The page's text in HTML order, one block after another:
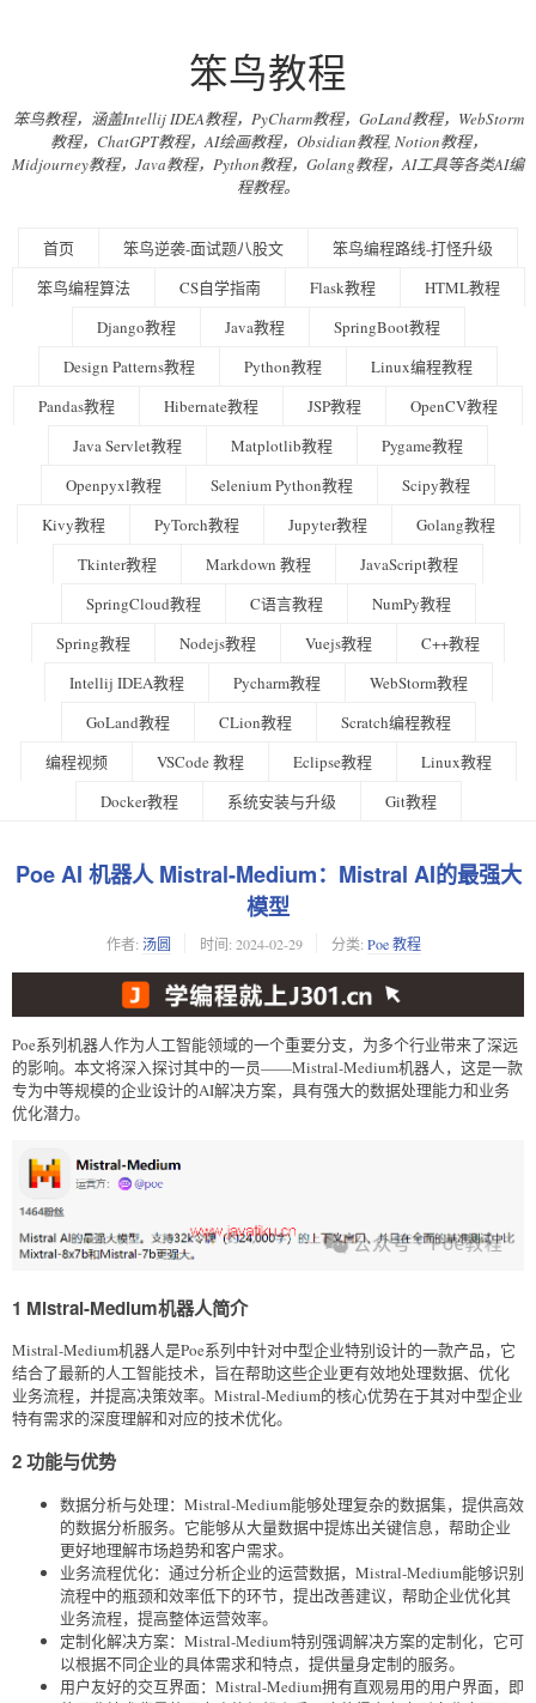
笨鸟教程
笨鸟教程，涵盖Intellij IDEA教程，PyCharm教程，GoLand教程，WebStorm
教程，ChatGPT教程，AI绘画教程，Obsidian教程, Notion教程，
Midjourney教程，Java教程，Python教程，Golang教程，AI工具等各类AI编
程教程。
首页 笨鸟逆袭-面试题八股文
笨鸟编程路线-打怪升级
笨鸟编程算法
CS自学指南 Flask教程
HTML教程
Django教程
Java教程
SpringBoot教程
Design Patterns教程
Python教程
Linux编程教程
Pandas教程
Hibernate教程 JSP教程
OpenCV教程
Java Servlet教程
Matplotlib教程
Pygame教程
Openpyxl教程
Selenium Python教程
Scipy教程
Kivy教程
PyTorch教程 Jupyter教程
Golang教程
Tkinter教程
Markdown 教程
JavaScript教程
SpringCloud教程
C语言教程
NumPy教程
Spring教程
Nodejs教程 Vuejs教程
C++教程
Intellij IDEA教程
Pycharm教程
WebStorm教程
GoLand教程
CLion教程
Scratch编程教程
编程视频
VSCode 教程 Eclipse教程
Linux教程
Docker教程
系统安装与升级 Git教程
Poe AI 机器人 Mistral-Medium：Mistral AI的最强大
模型
作者: 汤圆 时间: 2024-02-29 分类: Poe 教程
Poe系列机器人作为人工智能领域的一个重要分支，为多个行业带来了深远
的影响。本文将深入探讨其中的一员——Mistral-Medium机器人，这是一款
专为中等规模的企业设计的AI解决方案，具有强大的数据处理能力和业务
优化潜力。
1 Mistral-Medium机器人简介
Mistral-Medium机器人是Poe系列中针对中型企业特别设计的一款产品，它
结合了最新的人工智能技术，旨在帮助这些企业更有效地处理数据、优化
业务流程，并提高决策效率。Mistral-Medium的核心优势在于其对中型企业
特有需求的深度理解和对应的技术优化。
2 功能与优势
数据分析与处理：Mistral-Medium能够处理复杂的数据集，提供高效
的数据分析服务。它能够从大量数据中提炼出关键信息，帮助企业
更好地理解市场趋势和客户需求。
业务流程优化：通过分析企业的运营数据，Mistral-Medium能够识别
流程中的瓶颈和效率低下的环节，提出改善建议，帮助企业优化其
业务流程，提高整体运营效率。
定制化解决方案：Mistral-Medium特别强调解决方案的定制化，它可
以根据不同企业的具体需求和特点，提供量身定制的服务。
用户友好的交互界面：Mistral-Medium拥有直观易用的用户界面，即